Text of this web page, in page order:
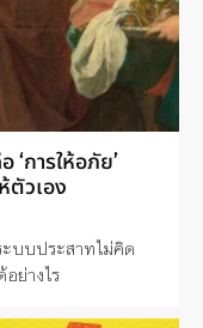
การให้อภัย’
ตัวเอง
บบประสาทไม่คิด
ย่างไร